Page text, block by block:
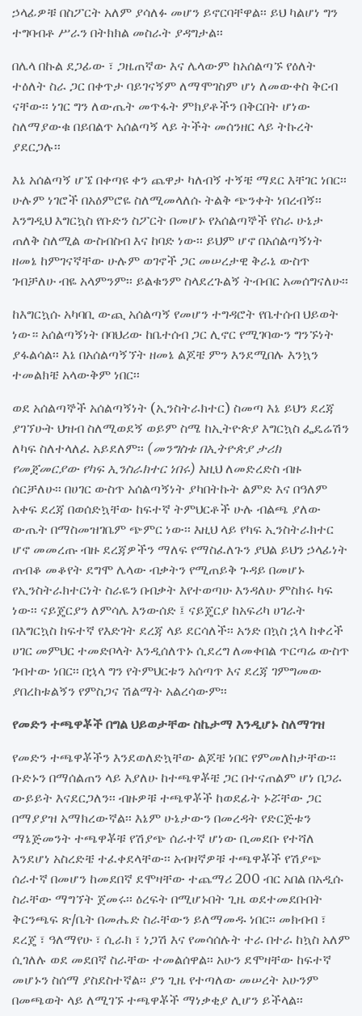
ኃላፊዎቹ በስፖርት አለም ያሳለፉ መሆን ይኖርባቸዋል፡፡ ይህ ካልሆነ ግን
ተግባብቶ ሥራን በትክክል መስራት ያዳግታል፡፡
በሌላ በኩል ደጋፊው ፣ ጋዜጠኛው እና ሌላውም ከአሰልጣኙ የዕለት
ተዕለት ስራ ጋር በቀጥታ ባይገናኝም ለማሞገስም ሆነ ለመውቀስ ቅርብ
ናቸው፡፡ ነገር ግን ለውጤት መጥፋት ምክያቶችን በቅርበት ሆነው
ስለማያውቁ በይበልጥ አሰልጣኝ ላይ ትችት መሰንዘር ላይ ትኩረት
ያደርጋሉ፡፡
እኔ አሰልጣኝ ሆኜ በቀጣዩ ቀን ጨዋታ ካለብኝ ተኝቼ ማደር እቸገር ነበር፡፡
ሁሉም ነገሮች በአዕምሮዬ ስለሚመላለሱ ትልቅ ጭንቀት ነበረብኝ፡፡
እንግዲህ እግርኳስ የቡድን ስፖርት በመሆኑ የአሰልጣኞች የስራ ሁኔታ
ጠለቅ ስለሚል ውስብስብ እና ከባድ ነው፡፡ ይህም ሆኖ በአሰልጣኝነት
ዘመኔ ከምገናኛቸው ሁሉም ወገኖች ጋር መሠረታዊ ቅራኔ ውስጥ
ገብቻለሁ ብዬ አላምንም፡፡ ይልቁንም ስላደረጉልኝ ትብብር አመሰግናለሁ፡፡
ከእግርኳሱ አካባቢ ውጪ አሰልጣኝ የመሆን ተግዳሮት የቤተሰብ ህይወት
ነው። አሰልጣኝነት በባህሪው ከቤተሰብ ጋር ሊኖር የሚገባውን ግንኙነት
ያፋልሳል፡፡ እኔ በአሰልጣኝኘት ዘመኔ ልጆቼ ምን እንደሚበሉ እንኳን
ተመልክቼ አላውቅም ነበር፡፡
ወደ አሰልጣኞች አሰልጣኝነት (ኢንስትራክተር) ስመጣ እኔ ይህን ደረጃ
ያገኘሁት ህዝብ ስለሚወደኝ ወይም ስሜ ከኢትዮጵያ እግርኳስ ፌዴሬሽን
ለካፍ ስለተላለፈ አይደለም፡፡ (መንግስቱ በኢትዮጵያ ታሪክ
የመጀመርያው የካፍ ኢንስራክተር ነበሩ) እዚህ ለመድረድስ ብዙ
ሰርቻለሁ፡፡ በሀገር ውስጥ አሰልጣኝነት ያካበትኩት ልምድ እና በዓለም
አቀፍ ደረጃ በወሰድኳቸው ከፍተኛ ትምህርቶች ሁሉ ብልጫ ያለው
ውጤት በማስመዝገቤም ጭምር ነው፡፡ እዚህ ላይ የካፍ ኢንስትራክተር
ሆኖ መመረጡ ብዙ ደረጃዎችን ማለፍ የማስፈለጉን ያህል ይህን ኃላፊነት
ጠብቆ መቆየት ደግሞ ሌላው ብቃትን የሚጠይቅ ጉዳይ በመሆኑ
የኢንስትራክተርነት ስራዬን በብቃት እየተወጣሁ እንዳለሁ ምስክሩ ካፍ
ነው፡፡ ናይጄርያን ለምሳሌ እንውሰድ ፤ ናይጄርያ ከአፍሪካ ሀገራት
በእግርኳስ ከፍተኛ የእድገት ደረጃ ላይ ደርሳለች፡፡ አንድ በኳስ ኋላ ከቀረች
ሀገር መምህር ተመድቦላት እንዲሰለጥኑ ሲደረግ ለመቀበል ጥርጣሬ ውስጥ
ገብተው ነበር፡፡ በኋላ ግን የትምህርቱን አሰጣጥ እና ደረጃ ገምግመው
ያበረከቱልኝን የምስጋና ሽልማት አልረሳውም፡፡
የመድን ተጫዋቾች በግል ህይወታቸው ስኬታማ እንዲሆኑ ስለማገዝ
የመድን ተጫዋቾችን እንደወለድኳቸው ልጆቼ ነበር የምመለከታቸው፡፡
ቡድኑን በማሰልጠን ላይ እያለሁ ከተጫዋቾቼ ጋር በተናጠልም ሆነ በጋራ
ውይይት እናደርጋለን፡፡ ብዙዎቹ ተጫዋቾች ከወደፊት ኑሯቸው ጋር
በማያያዝ አማክረውኛል፡፡ እኔም ሁኔታውን በመረዳት የድርጅቱን
ማኔጅመንት ተጫዋቾቹ የሽያጭ ሰራተኛ ሆነው ቢመደቡ የተሻለ
እንደሆነ አስረድቼ ተፈቀደላቸው፡፡ አብዛኛዎቹ ተጫዋቾች የሽያጭ
ሰራተኛ በመሆን ከመደበኛ ደሞዛቸው ተጨማሪ 200 ብር አበል በአዲሱ
ስራቸው ማግኘት ጀመሩ፡፡ ዕረፍት በሚሆኑበት ጊዜ ወደተመደቡበት
ቅርንጫፍ ጽ/ቤት በመሔድ ስራቸውን ይለማመዱ ነበር፡፡ መክብብ ፣
ደረጄ ፣ ዓለማየሁ ፣ ሲራክ ፣ ነጋሽ እና የመሳሰሉት ተራ በተራ ከኳስ አለም
ሲገለሉ ወደ መደበኛ ስራቸው ተመልሰዋል፡፡ አሁን ደሞዛቸው ከፍተኛ
መሆኑን ስሰማ ያስደስተኛል፡፡ ያን ጊዜ የተጣለው መሠረት አሁንም
በመጫወት ላይ ለሚገኙ ተጫዋቾች ማነቃቂያ ሊሆን ይችላል፡፡